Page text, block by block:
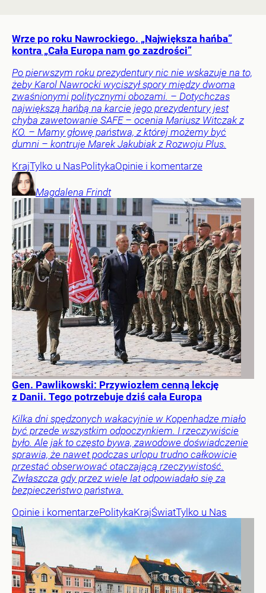
Wrze po roku Nawrockiego. „Największa hańba”
kontra „Cała Europa nam go zazdrości”
Po pierwszym roku prezydentury nic nie wskazuje na to,
żeby Karol Nawrocki wyciszył spory między dwoma
zwaśnionymi politycznymi obozami. – Dotychczas
największą hańbą na karcie jego prezydentury jest
chyba zawetowanie SAFE – ocenia Mariusz Witczak z
KO. – Mamy głowę państwa, z której możemy być
dumni – kontruje Marek Jakubiak z Rozwoju Plus.
KrajTylko u NasPolitykaOpinie i komentarze
Magdalena Frindt
Gen. Pawlikowski: Przywiozłem cenną lekcję
z Danii. Tego potrzebuje dziś cała Europa
Kilka dni spędzonych wakacyjnie w Kopenhadze miało
być przede wszystkim odpoczynkiem. I rzeczywiście
było. Ale jak to często bywa, zawodowe doświadczenie
sprawia, że nawet podczas urlopu trudno całkowicie
przestać obserwować otaczającą rzeczywistość.
Zwłaszcza gdy przez wiele lat odpowiadało się za
bezpieczeństwo państwa.
Opinie i komentarzePolitykaKrajŚwiatTylko u Nas